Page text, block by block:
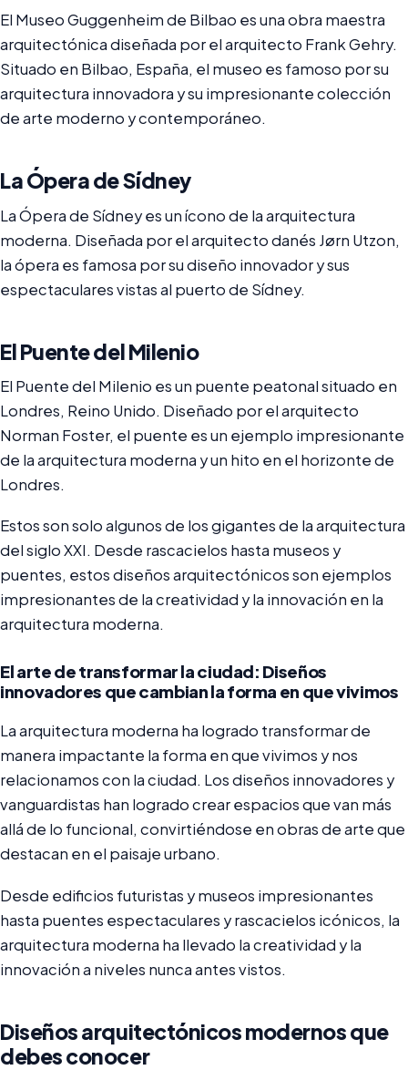
El Museo Guggenheim de Bilbao es una obra maestra
arquitectónica diseñada por el arquitecto Frank Gehry.
Situado en Bilbao, España, el museo es famoso por su
arquitectura innovadora y su impresionante colección
de arte moderno y contemporáneo.
La Ópera de Sídney
La Ópera de Sídney es un ícono de la arquitectura
moderna. Diseñada por el arquitecto danés Jørn Utzon,
la ópera es famosa por su diseño innovador y sus
espectaculares vistas al puerto de Sídney.
El Puente del Milenio
El Puente del Milenio es un puente peatonal situado en
Londres, Reino Unido. Diseñado por el arquitecto
Norman Foster, el puente es un ejemplo impresionante
de la arquitectura moderna y un hito en el horizonte de
Londres.
Estos son solo algunos de los gigantes de la arquitectura
del siglo XXI. Desde rascacielos hasta museos y
puentes, estos diseños arquitectónicos son ejemplos
impresionantes de la creatividad y la innovación en la
arquitectura moderna.
El arte de transformar la ciudad: Diseños
innovadores que cambian la forma en que vivimos
La arquitectura moderna ha logrado transformar de
manera impactante la forma en que vivimos y nos
relacionamos con la ciudad. Los diseños innovadores y
vanguardistas han logrado crear espacios que van más
allá de lo funcional, convirtiéndose en obras de arte que
destacan en el paisaje urbano.
Desde edificios futuristas y museos impresionantes
hasta puentes espectaculares y rascacielos icónicos, la
arquitectura moderna ha llevado la creatividad y la
innovación a niveles nunca antes vistos.
Diseños arquitectónicos modernos que
debes conocer